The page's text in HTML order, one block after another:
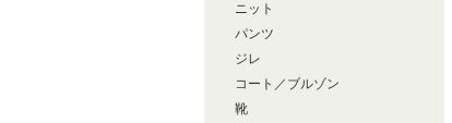
ニット
パンツ
ジレ
コート／ブルゾン
靴